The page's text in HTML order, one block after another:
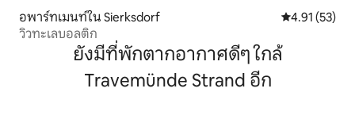
อพาร์ทเมนท์ใน Sierksdorf คะแนนเฉลี่ย
4.91 (53)
วิวทะเลบอลติก
ยังมีที่พักตากอากาศดีๆ ใกล้
Travemünde Strand อีก